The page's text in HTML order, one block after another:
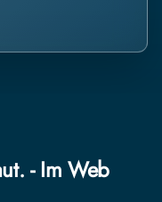
- Im Web